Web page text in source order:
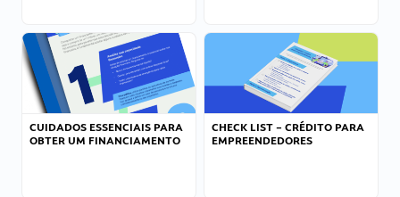
CUIDADOS ESSENCIAIS PARA
OBTER UM FINANCIAMENTO
CHECK LIST – CRÉDITO PARA
EMPREENDEDORES